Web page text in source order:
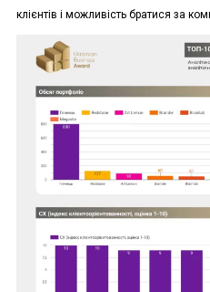
клієнтів і можливість братися за